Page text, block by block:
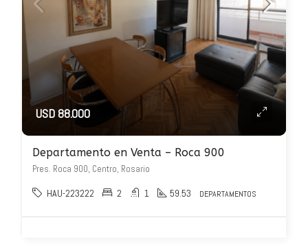
USD 88.000
Departamento en Venta – Roca 900
Pres. Roca 900, Centro, Rosario
HAU-223222 2 1 59.53 DEPARTAMENTOS